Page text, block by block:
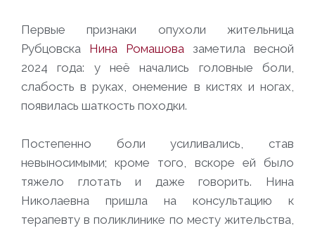
Первые признаки опухоли жительница
Рубцовска Нина Ромашова заметила весной
2024 года: у неё начались головные боли,
слабость в руках, онемение в кистях и ногах,
появилась шаткость походки.
Постепенно боли усиливались, став
невыносимыми; кроме того, вскоре ей было
тяжело глотать и даже говорить. Нина
Николаевна пришла на консультацию к
терапевту в поликлинике по месту жительства,